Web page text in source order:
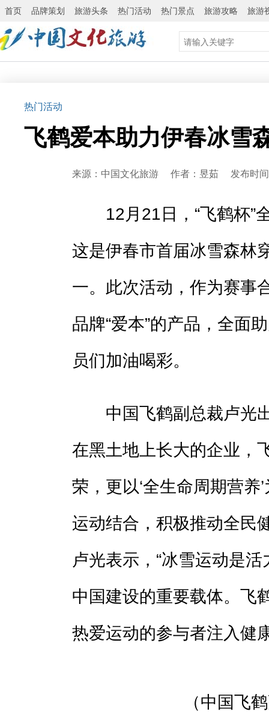
首页 品牌策划 旅游头条 热门活动 热门景点 旅游攻略 旅游
热门活动
飞鹤爱本助力伊春冰雪
来源：中国文化旅游 作者：昱茹 发布时间
12月21日，“飞鹤杯”
这是伊春市首届冰雪森林
一。此次活动，作为赛事
品牌“爱本”的产品，全面
员们加油喝彩。
中国飞鹤副总裁卢光出
在黑土地上长大的企业，
荣，更以‘全生命周期营养
运动结合，积极推动全民
卢光表示，“冰雪运动是
中国建设的重要载体。飞
热爱运动的参与者注入健
（中国飞